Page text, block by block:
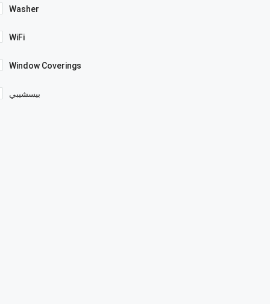
Washer
WiFi
Window Coverings
بيسشيبي